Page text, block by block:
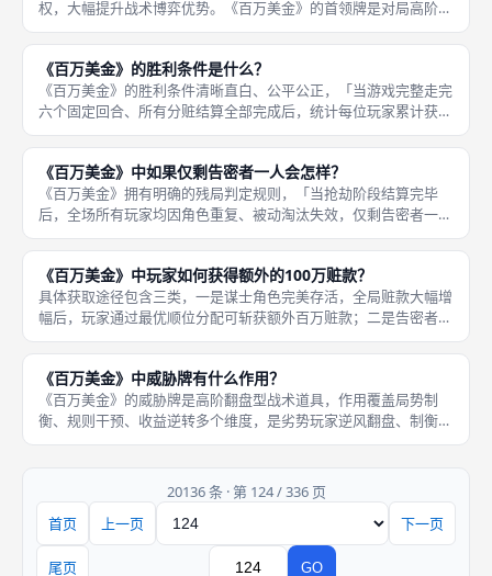
权，大幅提升战术博弈优势。《百万美金》的首领牌是对局高阶特
权道具，专属多人高阶对局启用，核心作用为「掌控对局主导权、
微调规则细节、制衡对手战术、优化自身收益」，是资深玩家高阶
博弈的核
《百万美金》的胜利条件是什么？
《百万美金》的胜利条件清晰直白、公平公正，「当游戏完整走完
六个固定回合、所有分赃结算全部完成后，统计每位玩家累计获得
的总赃款额度」，最终赃款总额数值最高的玩家，即为全场最终胜
利者，无特殊胜利、无隐藏翻盘、无平局加轮规则，数值唯一判定
胜负，所
《百万美金》中如果仅剩告密者一人会怎样？
《百万美金》拥有明确的残局判定规则，「当抢劫阶段结算完毕
后，全场所有玩家均因角色重复、被动淘汰失效，仅剩告密者一名
有效玩家时，告密者直接独享本轮全部赃款总额」，无任何分配限
制、无收益稀释，拿下本轮满额收益，是游戏中收益上限最高的对
局场景，也
《百万美金》中玩家如何获得额外的100万赃款？
具体获取途径包含三类，一是谋士角色完美存活，全局赃款大幅增
幅后，玩家通过最优顺位分配可斩获额外百万赃款；二是告密者完
美背刺，单人独享全额赃款时，触发额外百万收益加成；三是多轮
精准规避角色重复、保证金亏损，持续稳定运营，累计触发高阶成
套收益，
《百万美金》中威胁牌有什么作用？
《百万美金》的威胁牌是高阶翻盘型战术道具，作用覆盖局势制
衡、规则干预、收益逆转多个维度，是劣势玩家逆风翻盘、制衡全
场强势玩家的核心手段，实用性极强、战术价值极高。威胁牌的核
20136 条 · 第 124 / 336 页
首页
上一页 下一页
尾页 GO